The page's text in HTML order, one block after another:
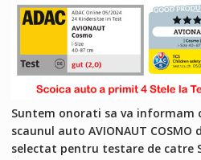
ADAC
Suntem onorati sa va informam
scaunul auto AVIONAUT
selectat pentru testare de catre